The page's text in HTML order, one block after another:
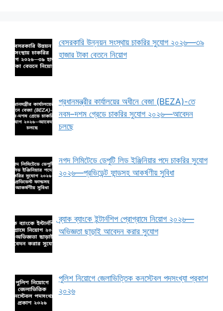
বেসরকারি উন্নয়ন সংস্থায় চাকরির সুযোগ ২০২৬—৩৯
হাজার টাকা বেতনে নিয়োগ
প্রধানমন্ত্রীর কার্যালয়ের অধীনে বেজা (BEZA)-তে
নবম–দশম গ্রেডে চাকরির সুযোগ ২০২৬—আবেদন
চলছে
নগদ লিমিটেডে ডেপুটি লিড ইঞ্জিনিয়ার পদে চাকরির সুযোগ
২০২৬—প্রভিডেন্ট ফান্ডসহ আকর্ষণীয় সুবিধা
ব্র্যাক ব্যাংকে ইন্টার্নশিপ প্রোগ্রামে নিয়োগ ২০২৬—
অভিজ্ঞতা ছাড়াই আবেদন করার সুযোগ
পুলিশ নিয়োগে জেলাভিত্তিক কনস্টেবল পদসংখ্যা প্রকাশ
২০২৬